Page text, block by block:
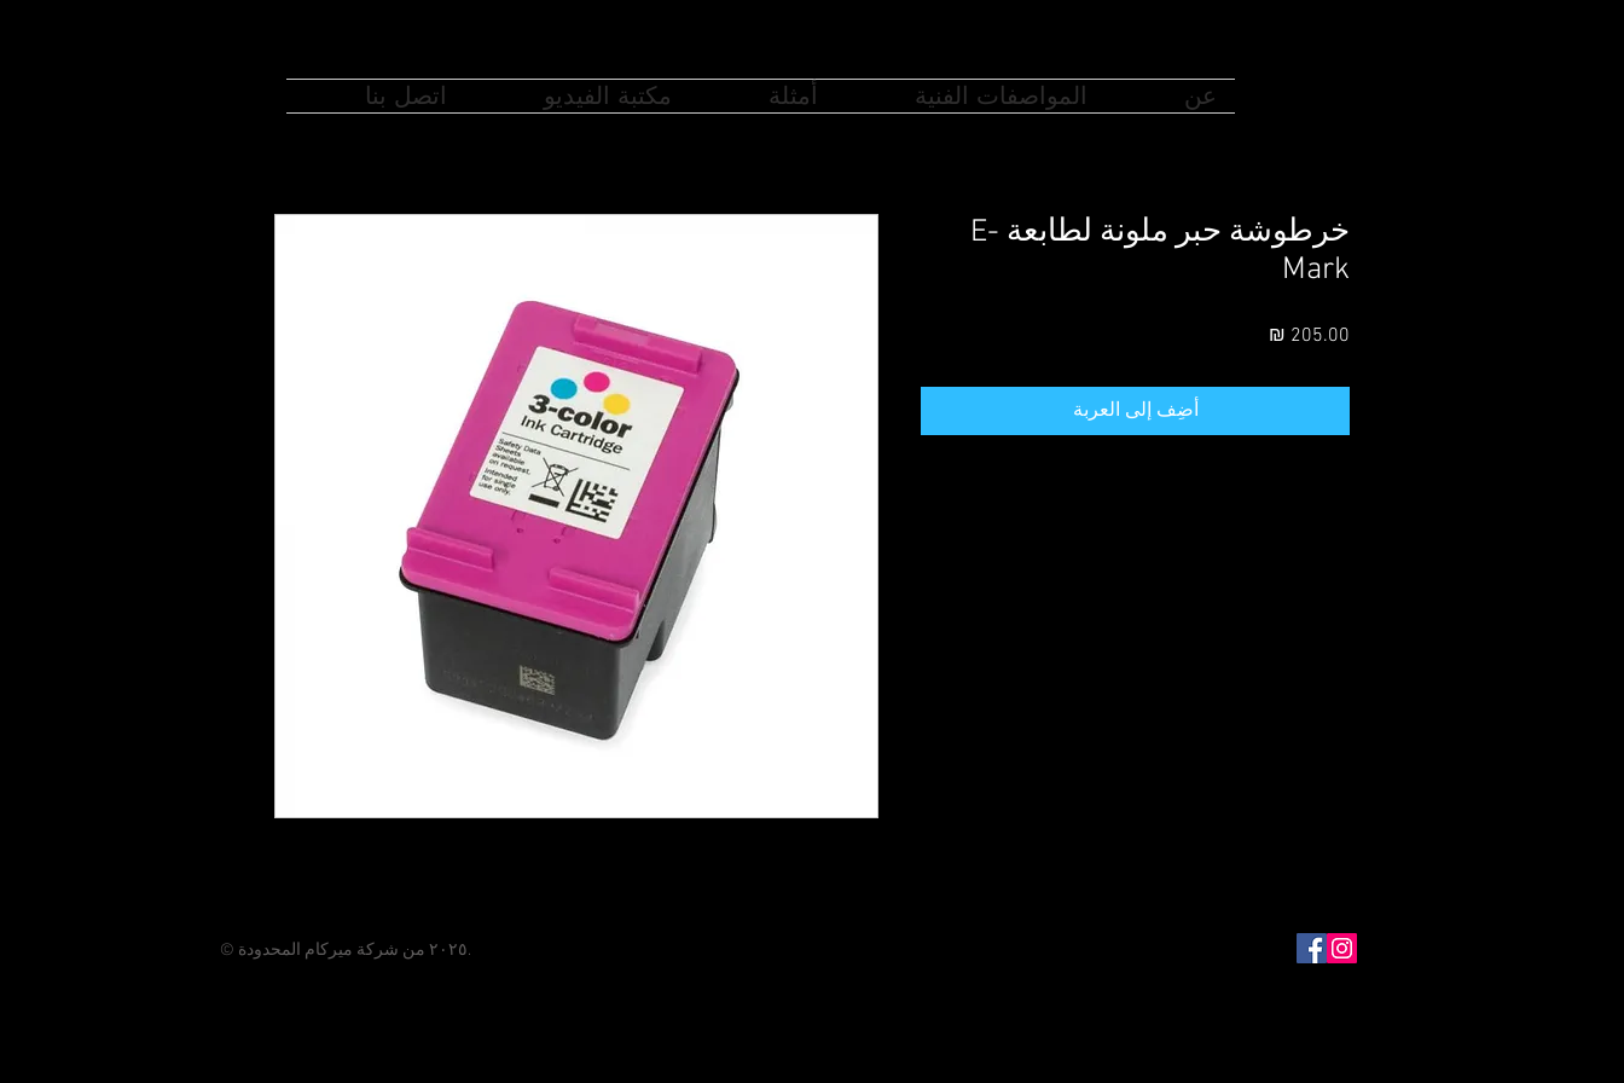
اتصل بنا مكتبة الفيديو أمثلة المواصفات الفنية عن
خرطوشة حبر ملونة لطابعة E-
Mark
أضِف إلى العربة
© ٢٠٢٥ من شركة ميركام المحدودة.